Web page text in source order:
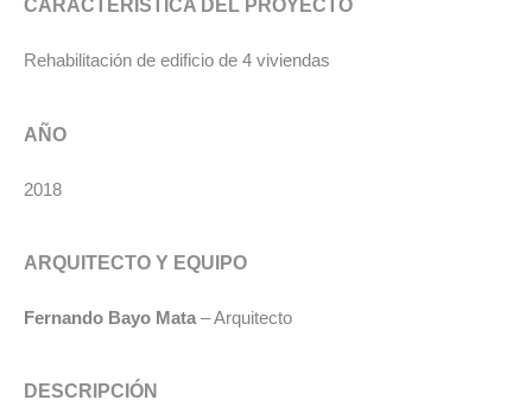
CARACTERISTICA DEL PROYECTO
Rehabilitación de edificio de 4 viviendas
AÑO
2018
ARQUITECTO Y EQUIPO
Fernando Bayo Mata – Arquitecto
DESCRIPCIÓN